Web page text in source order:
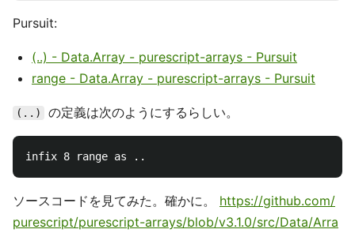
Pursuit:
(..) - Data.Array - purescript-arrays - Pursuit
range - Data.Array - purescript-arrays - Pursuit
(..) の定義は次のようにするらしい。
ソースコードを見てみた。確かに。 https://github.com/
purescript/purescript-arrays/blob/v3.1.0/src/Data/Arra